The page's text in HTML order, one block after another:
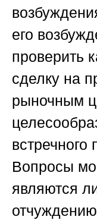
его
проверить
сделку на
рыночным
встречного
Вопросы
являются